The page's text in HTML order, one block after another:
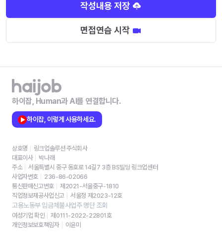
작성내용 저장
면접연습 시작
하이잡, Human과 AI를 연결합니다.
하이잡, 이렇게 사용하세요.
상호명
링크업솔루션 주식회사
대표이사
박나래
주소
서울특별시 중구 동호로 14길7 3층 BS빌딩 링크업센터
사업자번호
236-86-02066
통신판매신고번호
제2021-서울중구-1810
직업정보제공사업신고
서울청 제2023-12호
고용노동부 임금체불사업주 명단 조회
여성기업 확인
제0111-2022-22801호
개인정보보호책임자
이윤미